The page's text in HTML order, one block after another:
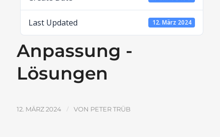
Last Updated 12. März 2024
Anpassung -
Lösungen
12. MÄRZ 2024 / VON PETER TRÜB